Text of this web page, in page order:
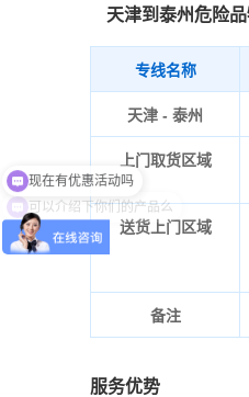
天津到泰州危险
专线名称
天津 - 泰州
上门取货区域
送货上门区域
备注
服务优势
可以介绍下你们的产品么